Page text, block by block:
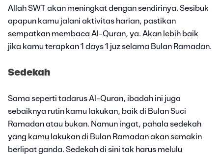
Allah SWT akan meningkat dengan sendirinya. Sesibuk
apapun kamu jalani aktivitas harian, pastikan
sempatkan membaca Al-Quran, ya. Akan lebih baik
jika kamu terapkan 1 days 1 juz selama Bulan Ramadan.
Sedekah
Sama seperti tadarus Al-Quran, ibadah ini juga
sebaiknya rutin kamu lakukan, baik di Bulan Suci
Ramadan atau bukan. Namun ingat, pahala sedekah
yang kamu lakukan di Bulan Ramadan akan semakin
berlipat ganda. Sedekah di sini tak harus melulu